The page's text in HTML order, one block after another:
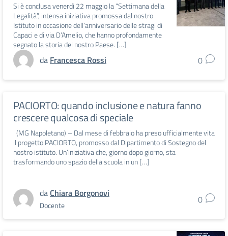
Si è conclusa venerdì 22 maggio la “Settimana della
Legalità”, intensa iniziativa promossa dal nostro
Istituto in occasione dell’anniversario delle stragi di
Capaci e di via D’Amelio, che hanno profondamente
segnato la storia del nostro Paese. […]
da Francesca Rossi 0
PACIORTO: quando inclusione e natura fanno
crescere qualcosa di speciale
(MG Napoletano) – Dal mese di febbraio ha preso ufficialmente vita
il progetto PACIORTO, promosso dal Dipartimento di Sostegno del
nostro istituto. Un’iniziativa che, giorno dopo giorno, sta
trasformando uno spazio della scuola in un […]
daChiara Borgonovi
Docente 0